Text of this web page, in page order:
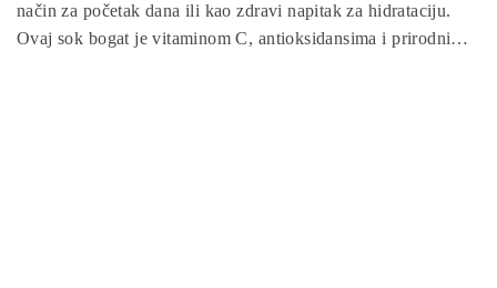
način za početak dana ili kao zdravi napitak za hidrataciju.
Ovaj sok bogat je vitaminom C, antioksidansima i prirodnim